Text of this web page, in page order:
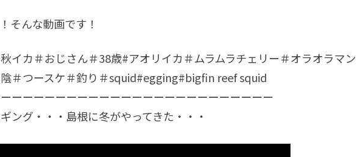
そんな動画です！
イカ＃おじさん＃38歳#アオリイカ＃ムラムラチェリー＃オラオラマン
＃つースケ＃釣り＃squid#egging#bigfin reef squid
ーーーーーーーーーーーーーーーーーーーーーーーー
ング・・・島根に冬がやってきた・・・